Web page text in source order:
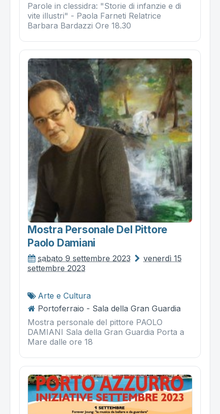
Parole in clessidra: "Storie di infanzie e di
vite illustri" - Paola Farneti Relatrice
Barbara Bardazzi Ore 18.30
Mostra Personale Del Pittore
Paolo Damiani
sabato 9 settembre 2023
venerdì 15
settembre 2023
Arte e Cultura
Portoferraio - Sala della Gran Guardia
Mostra personale del pittore PAOLO
DAMIANI Sala della Gran Guardia Porta a
Mare dalle ore 18